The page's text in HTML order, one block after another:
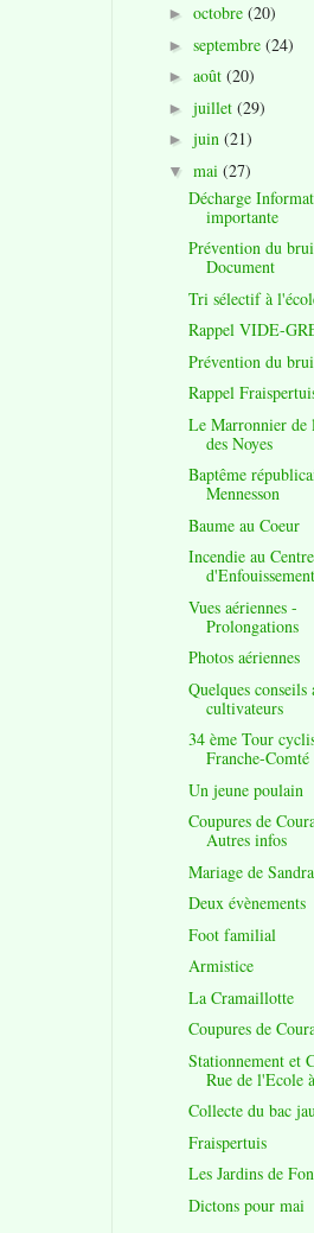
► octobre (20)
► septembre (24)
► août (20)
► juillet (29)
► juin (21)
▼ mai (27)
Décharge
importante
Prévention du
Document
Tri sélectif à
Rappel VIDE-
Prévention du
Rappel
Le Marronnier de
des Noyes
Baptême
Mennesson
Baume au Coeur
Incendie au Centre
d'Enfouissement
Vues aériennes -
Prolongations
Photos aériennes
Quelques conseils
cultivateurs
34 ème Tour
Franche-Comté
Un jeune poulain
Coupures de
Autres infos
Mariage de
Deux évènements
Foot familial
Armistice
La Cramaillotte
Coupures de
Stationnement et
Rue de l'Ecole
Collecte du bac
Fraispertuis
Les Jardins de
Dictons pour mai